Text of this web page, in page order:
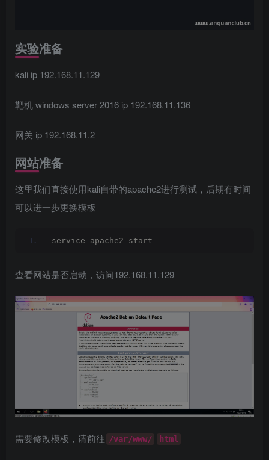
实验准备
kali ip 192.168.11.129
靶机 windows server 2016 ip 192.168.11.136
网关 ip 192.168.11.2
网站准备
这里我们直接使用kali自带的apache2进行测试，后期有时间
可以进一步更换模板
service apache2 start
查看网站是否启动，访问192.168.11.129
需要修改模板，请前往 /var/www/ html